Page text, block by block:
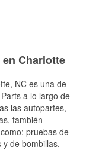
Charlotte
, NC es una de
a lo largo de
las autopartes,
también
pruebas de
de bombillas,